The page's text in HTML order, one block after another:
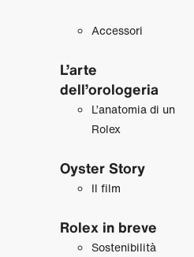
Accessori
L’arte
dell’orologeria
L’anatomia di un
Rolex
Oyster Story
Il film
Rolex in breve
Sostenibilità